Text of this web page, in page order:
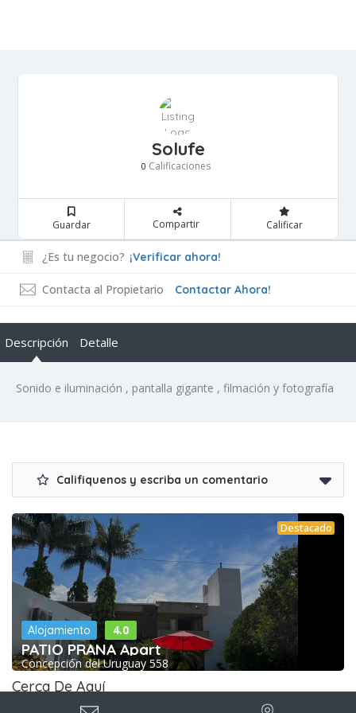
Solufe
0 Calificaciones
Guardar Compartir Calificar
¿Es tu negocio? ¡Verificar ahora!
Contacta al Propietario Contactar Ahora!
Descripción Detalle
Sonido e iluminación , pantalla gigante , filmación y fotografía
Califiquenos y escriba un comentario
Destacado
Alojamiento 4.0
PATIO PRANA Apart
Concepción del Uruguay 558
Cerca De Aquí